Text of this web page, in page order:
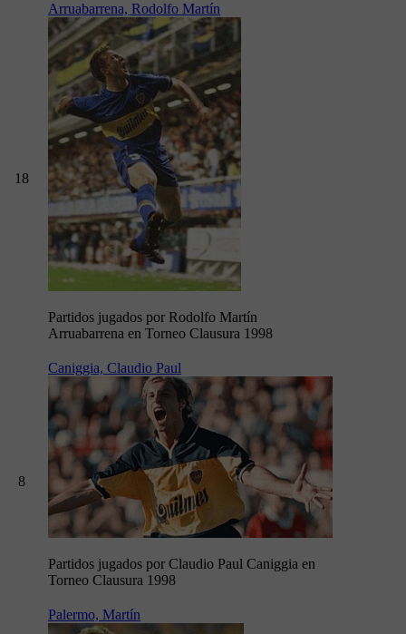
18
Arruabarrena, Rodolfo Martín
Partidos jugados por Rodolfo Martín
Arruabarrena en Torneo Clausura 1998
8
Caniggia, Claudio Paul
Partidos jugados por Claudio Paul Caniggia en
Torneo Clausura 1998
Palermo, Martín